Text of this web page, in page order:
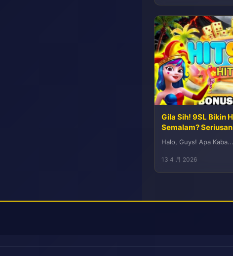
Gila Sih! 9SL Bikin
Semalam?
Halo, Guys! Apa Kaba...
13 4 月 2026